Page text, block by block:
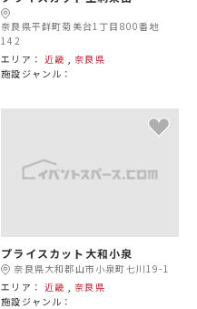
奈良県平群町菊美台1丁目800番地
142
エリア：近畿
奈良県
施設ジャンル：
プライスカット大和小泉
奈良県大和郡山市小泉町七川19-1
エリア：近畿
奈良県
施設ジャンル：